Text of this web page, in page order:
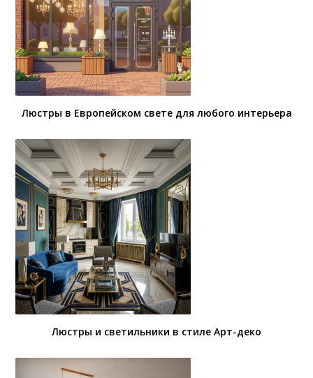
Люстры в Европейском свете для любого интерьера
Люстры и светильники в стиле Арт-деко